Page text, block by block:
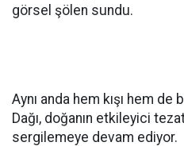
görsel şölen sundu.
Aynı anda hem kışı hem de
Dağı, doğanın etkileyici
sergilemeye devam ediyor.